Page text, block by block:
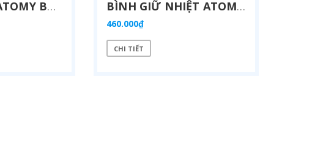
BÌNH NƯỚC ATOMY BẰNG NHỰA TRITAN - ATOMY TRITAN TUMBLER BÌNH GIỮ NHIỆT ATOMY - ATOMY THERMAL TUMBLER
460.000₫
CHI TIẾT